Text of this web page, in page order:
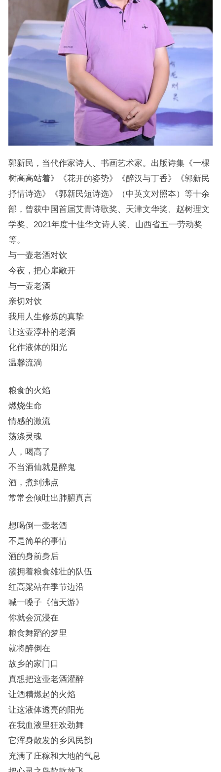
郭新民，当代作家诗人、书画艺术家。出版诗集《一棵
树高高站着》《花开的姿势》《醉汉与丁香》《郭新民
抒情诗选》《郭新民短诗选》（中英文对照夲）等十余
部，曾获中国首届艾青诗歌奖、天津文华奖、赵树理文
学奖、2021年度十佳华文诗人奖、山西省五一劳动奖
等。
与一壶老酒对饮
今夜，把心扉敞开
与一壶老酒
亲切对饮
我用人生修炼的真挚
让这壶淳朴的老酒
化作液体的阳光
温馨流淌
粮食的火焰
燃烧生命
情感的激流
荡涤灵魂
人，喝高了
不当酒仙就是醉鬼
酒，煮到沸点
常常会倾吐出肺腑真言
想喝倒一壶老酒
不是简单的事情
酒的身前身后
簇拥着粮食雄壮的队伍
红高粱站在季节边沿
喊一嗓子《信天游》
你就会沉浸在
粮食舞蹈的梦里
就将醉倒在
故乡的家门口
真想把这壶老酒灌醉
让酒精燃起的火焰
让这液体透亮的阳光
在我血液里狂欢劲舞
它浑身散发的乡风民韵
充满了庄稼和大地的气息